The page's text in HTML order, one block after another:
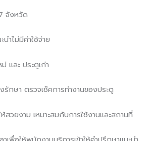
จังหวัด
ำไม่มีค่าใช้จ่าย
และ ประตูเก่า
กษา ตรวจเช็คการทำงานของประตู
วยงาม เหมาะสมกับการใช้งานและสถานที่